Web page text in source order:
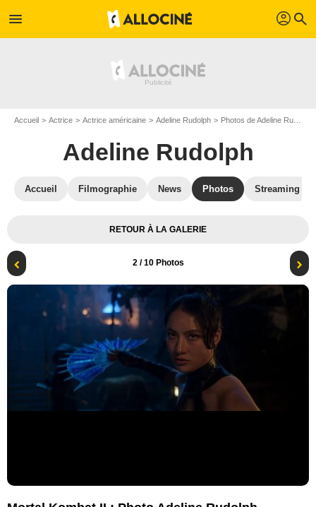
menu profil search
Accueil Actrice Actrice américaine Adeline Rudolph Photos de Adeline Rudolph
Adeline Rudolph
Accueil Filmographie News Photos Streaming
RETOUR À LA GALERIE
2/ 10 Photos